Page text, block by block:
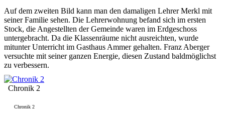
Auf dem zweiten Bild kann man den damaligen Lehrer Merkl mit
seiner Familie sehen. Die Lehrerwohnung befand sich im ersten
Stock, die Angestellten der Gemeinde waren im Erdgeschoss
untergebracht. Da die Klassenräume nicht ausreichten, wurde
mitunter Unterricht im Gasthaus Ammer gehalten. Franz Aberger
versuchte mit seiner ganzen Energie, diesen Zustand baldmöglichst
zu verbessern.
Chronik 2
Chronik 2